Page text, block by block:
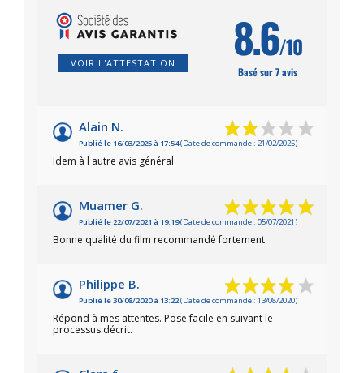
VOIR L'ATTESTATION 8.6/10
Basé sur 7 avis
Alain N.
Publié le 16/03/2025 à 17:54(Date de commande : 21/02/2025)
Idem à l autre avis général
Muamer G.
Publié le 22/07/2021 à 19:19(Date de commande : 05/07/2021)
Bonne qualité du film recommandé fortement
Philippe B.
Publié le 30/08/2020 à 13:22(Date de commande : 13/08/2020)
Répond à mes attentes. Pose facile en suivant le
processus décrit.